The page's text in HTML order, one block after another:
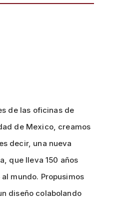
de las oficinas de
de Mexico, creamos
decir, una nueva
que lleva 150 años
mundo. Propusimos
diseño colabolando